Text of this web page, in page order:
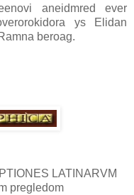
aneidmred ever
ys Elidan
beroag.
LATINARVM
pregledom